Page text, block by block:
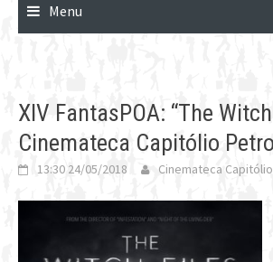
Menu
XIV FantasPOA: “The
Cinemateca Capitólio
13:30 24/05/2018 Cinemateca Capitólio